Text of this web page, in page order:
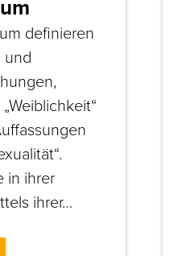
definieren
und
in ihrer
ihrer…